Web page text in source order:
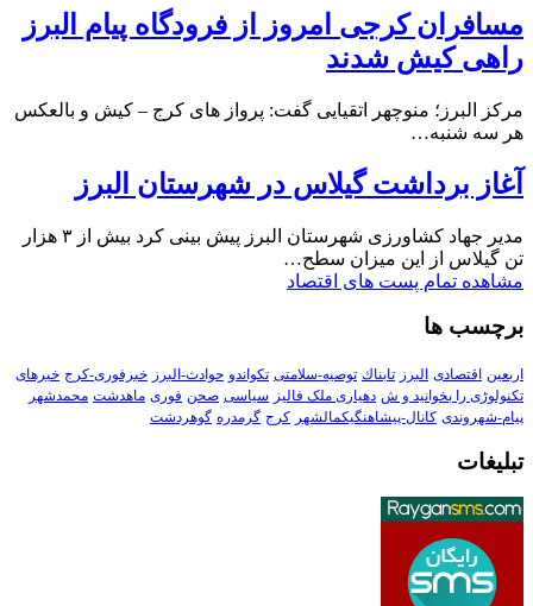
مسافران کرجی امروز از فرودگاه پیام البرز
راهی کیش شدند
مرکز البرز؛ منوچهر اتقیایی گفت: پرواز های کرج – کیش و بالعکس
هر سه شنبه…
آغاز برداشت گیلاس در شهرستان البرز
مدیر جهاد کشاورزی شهرستان البرز پیش بینی کرد بیش از ۳ هزار
تن گیلاس از این میزان سطح…
مشاهده تمام پست های اقتصاد
برچسب ها
اربعین اقتصادی البرز تابناك توصیه-سلامتی تکواندو حوادث-البرز خبرفوری-کرج خبرهای
تکنولوڑی را بخوانید و ش دهیاری ملک فالیز سیاسی صحن فوری ماهدشت محمدشهر
پیام-شهروندی کانال-پیشاهنگیکمالشهر کرج گرمدره گوهردشت
تبلیغات